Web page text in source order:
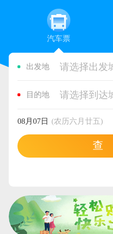
汽车票
出发地 请选择出发
目的地 请选择到达
08月07日 (农历六月廿五)
查